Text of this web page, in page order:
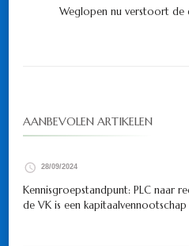
Weglopen nu verstoort de
AANBEVOLEN ARTIKELEN
28/09/2024
Kennisgroepstandpunt: PLC naar
de VK is een kapitaalvennootschap